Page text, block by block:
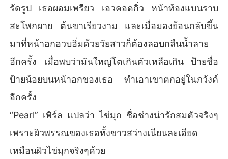
รัดรูป เธอผอมเพรียว เอวคอดกิ่ว หน้าท้องแบนราบ
สะโพกผาย ต้นขาเรียวงาม และเมื่อมองย้อนกลับขึ้น
มาที่หน้าอกอวบอิ่มด้วยวัยสาวก็ต้องลอบกลืนน้ำลาย
อีกครั้ง เมื่อพบว่ามันใหญ่โตเกินตัวเหลือเกิน ป้ายชื่อ
ป้ายน้อยบนหน้าอกของเธอ ทำเอาเขาตกอยู่ในภวังค์
อีกครั้ง
“Pearl” เพิร์ล แปลว่า ไข่มุก ชื่อช่างน่ารักสมตัวจริงๆ
เพราะผิวพรรณของเธอทั้งขาวสว่างเนียนละเอียด
เหมือนผิวไข่มุกจริงๆด้วย